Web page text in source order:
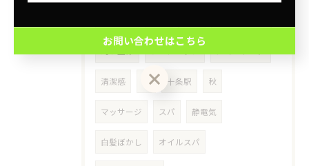
清潔感 冬 十条駅 秋
マッサージ スパ 静電気
白髪ぼかし オイルスパ
お問い合わせはこちら